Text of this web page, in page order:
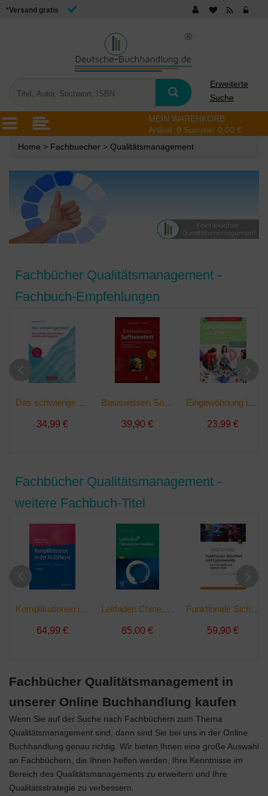
*Versand gratis
Erweiterte
Suche
MEIN WARENKORB
Artikel: 0 Summe: 0,00 €
Home > Fachbuecher > Qualitätsmanagement
Fachbücher Qualitätsmanagement -
Fachbuch-Empfehlungen
34,99 €
Basiswissen Softwaretest | Buch
39,90 € 23,99 €
Fachbücher Qualitätsmanagement -
weitere Fachbuch-Titel
64,99 €
Leitfaden Chinesische Medizin - Grundlagen | Buch
85,00 € 59,90 €
Fachbücher Qualitätsmanagement in
unserer Online Buchhandlung kaufen
Wenn Sie auf der Suche nach Fachbüchern zum Thema
Qualitätsmanagement sind, dann sind Sie bei uns in der Online
Buchhandlung genau richtig. Wir bieten Ihnen eine große Auswahl
an Fachbüchern, die Ihnen helfen werden, Ihre Kenntnisse im
Bereich des Qualitätsmanagements zu erweitern und Ihre
Qualitätsstrategie zu verbessern.